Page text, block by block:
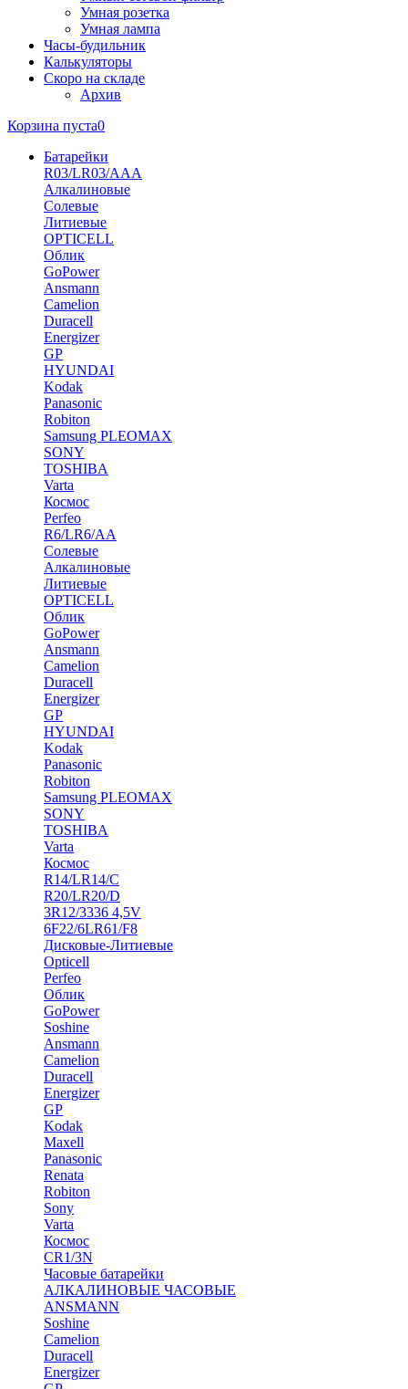
Умная розетка
Умная лампа
Часы-будильник
Калькуляторы
Скоро на складе
Архив
Корзина пуста0
Батарейки
R03/LR03/AAA
Алкалиновые
Солевые
Литиевые
OPTICELL
Облик
GoPower
Ansmann
Camelion
Duracell
Energizer
GP
HYUNDAI
Kodak
Panasonic
Robiton
Samsung PLEOMAX
SONY
TOSHIBA
Varta
Космос
Perfeo
R6/LR6/AA
Солевые
Алкалиновые
Литиевые
OPTICELL
Облик
GoPower
Ansmann
Camelion
Duracell
Energizer
GP
HYUNDAI
Kodak
Panasonic
Robiton
Samsung PLEOMAX
SONY
TOSHIBA
Varta
Космос
R14/LR14/C
R20/LR20/D
3R12/3336 4,5V
6F22/6LR61/F8
Дисковые-Литиевые
Opticell
Perfeo
Облик
GoPower
Soshine
Ansmann
Camelion
Duracell
Energizer
GP
Kodak
Maxell
Panasonic
Renata
Robiton
Sony
Varta
Космос
CR1/3N
Часовые батарейки
АЛКАЛИНОВЫЕ ЧАСОВЫЕ
ANSMANN
Soshine
Camelion
Duracell
Energizer